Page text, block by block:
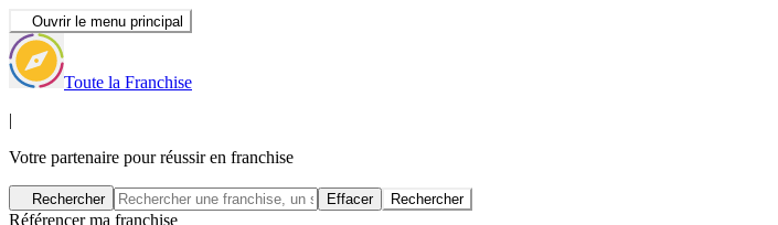
Ouvrir le menu principal
Toute la Franchise
|
Votre partenaire pour réussir en franchise
Rechercher Effacer Rechercher
Référencer ma franchise